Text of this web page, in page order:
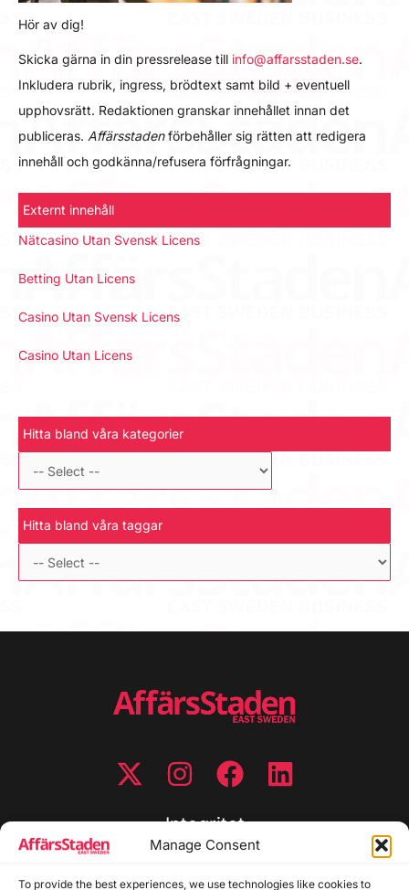
Manage Consent
To provide the best experiences, we use technologies like cookies to
Hör av dig!
Skicka gärna in din pressrelease till info@affarsstaden.se.
Inkludera rubrik, ingress, brödtext samt bild + eventuell
upphovsrätt. Redaktionen granskar innehållet innan det
publiceras. Affärsstadenförbehåller sig rätten att redigera
innehåll och godkänna/refusera förfrågningar.
Externt innehåll
Nätcasino Utan Svensk Licens
Betting Utan Licens
Casino Utan Svensk Licens
Casino Utan Licens
Hitta bland våra kategorier
Hitta bland våra taggar
Integritet